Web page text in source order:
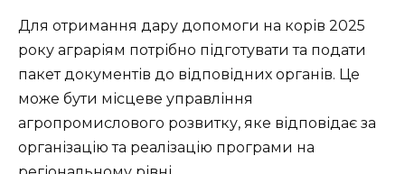
Для отримання дару допомоги на корів 2025
року аграріям потрібно підготувати та подати
пакет документів до відповідних органів. Це
може бути місцеве управління
агропромислового розвитку, яке відповідає за
організацію та реалізацію програми на